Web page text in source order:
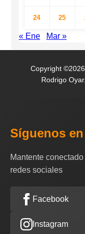
24 25
« Ene Mar »
Copyright ©2026
Rodrigo
Síguenos
Mantente
redes sociales
Facebook
Instagram